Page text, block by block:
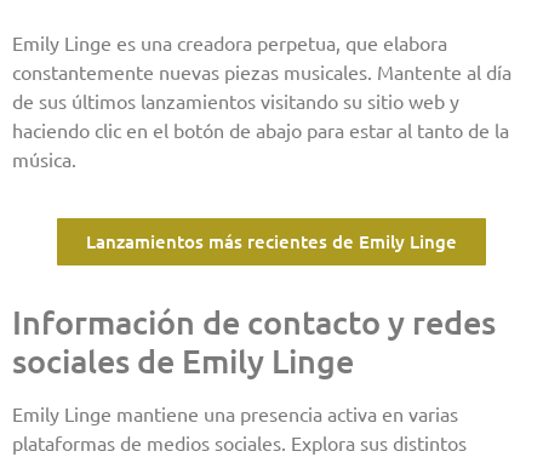
Emily Linge es una creadora perpetua, que elabora
constantemente nuevas piezas musicales. Mantente al día
de sus últimos lanzamientos visitando su sitio web y
haciendo clic en el botón de abajo para estar al tanto de la
música.
Lanzamientos más recientes de Emily Linge
Información de contacto y redes
sociales de Emily Linge
Emily Linge mantiene una presencia activa en varias
plataformas de medios sociales. Explora sus distintos